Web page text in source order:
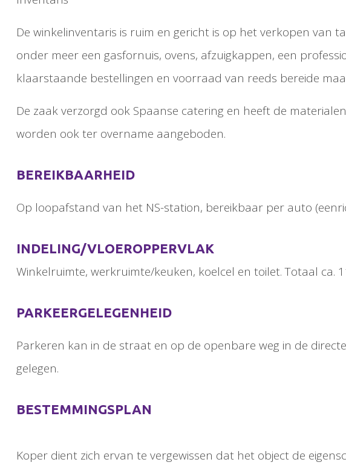
De winkelinventaris is ruim en gericht is op het verkopen van
onder meer een gasfornuis, ovens, afzuigkappen, een
klaarstaande bestellingen en voorraad van reeds bereide
De zaak verzorgd ook Spaanse catering en heeft de
worden ook ter overname aangeboden.
BEREIKBAARHEID
Op loopafstand van het NS-station, bereikbaar per auto
INDELING/VLOEROPPERVLAK
Winkelruimte, werkruimte/keuken, koelcel en toilet. Totaal ca.
PARKEERGELEGENHEID
Parkeren kan in de straat en op de openbare weg in de
gelegen.
BESTEMMINGSPLAN
Koper dient zich ervan te vergewissen dat het object de